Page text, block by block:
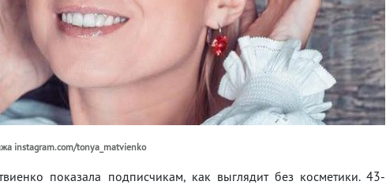
instagram.com/tonya_matvienko
показала подписчикам, как выглядит без косметики. 43-